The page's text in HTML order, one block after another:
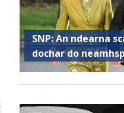
SNP: An ndearna
dochar do